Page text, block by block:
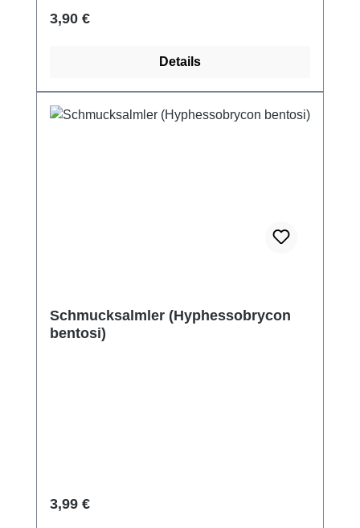
Regulärer Preis:
3,90 €
Details
Schmucksalmler (Hyphessobrycon
bentosi)
Regulärer Preis:
3,99 €